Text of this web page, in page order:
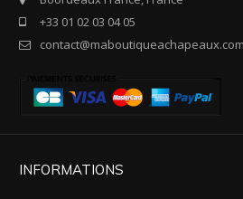
+33 01 02 03 04 05
contact@maboutiqueachapeaux.com
INFORMATIONS